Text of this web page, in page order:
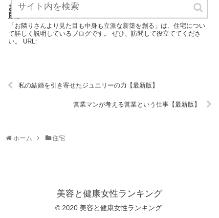
お隣りさんより見た目も中身も立派な新築を創る【最新
版】
「お隣りさんより見た目も中身も立派な新築を創る」は、住宅につい
て詳しく説明しているブログです。 ぜひ、訪問して役立ててくださ
い。 URL:
私の結婚を引き寄せたジュエリーの力【最新版】
営業マンが考える営業という仕事【最新版】
ホーム 住宅
美容と健康女性ランキング
© 2020 美容と健康女性ランキング.